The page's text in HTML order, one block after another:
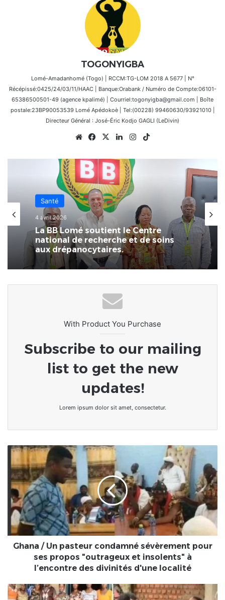
TOGONYIGBA
Lomé-Amadanhomé (Togo) | RCCM:TG-LOM 2018 A 5677 | N°
Récépissé:0425/24/03/11/HAAC | Banque:Orabank / Numéro de Compte:06101-
65386500501-49 (agence kpalimé) | Courriel:togonyigba@gmail.com | Boîte
postale:23BP90053539 Lomé Apédokoè | Tel:(00228) 99460630/93921010 |
Directeur Général : José-Éric Kodjo GAGLI (LeDivin)
WebsiteFacebook
X LinkedinInstagram
Santé
4 avril 2026
La BB Lomé soutient le Centre
national de recherche et de soins
aux drépanocytaires.
With Product You Purchase
Subscribe to our mailing
list to get the new
updates!
Lorem ipsum dolor sit amet, consectetur.
Ghana
Un
pasteur
condamné
sévèrement
pour
ses
propos
"outrageux
l’encontre
des
Ghana / Un pasteur condamné sévèrement pour
ses propos "outrageux et insolents" à
l’encontre des divinités d'une localité
Marié